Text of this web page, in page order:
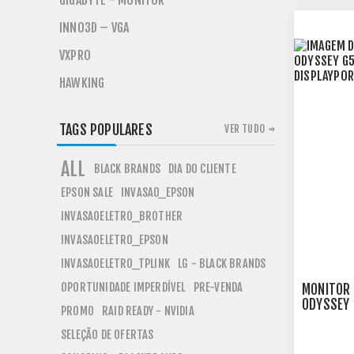
INNO3D – VGA
VXPRO
HAWKING
TAGS POPULARES
ALL BLACK BRANDS DIA DO CLIENTE
EPSON SALE INVASAO_EPSON
INVASAOELETRO_BROTHER
INVASAOELETRO_EPSON
INVASAOELETRO_TPLINK LG - BLACK BRANDS
OPORTUNIDADE IMPERDÍVEL PRE-VENDA
PROMO
RAID READY - NVIDIA
SELEÇÃO DE OFERTAS
VER TUDO